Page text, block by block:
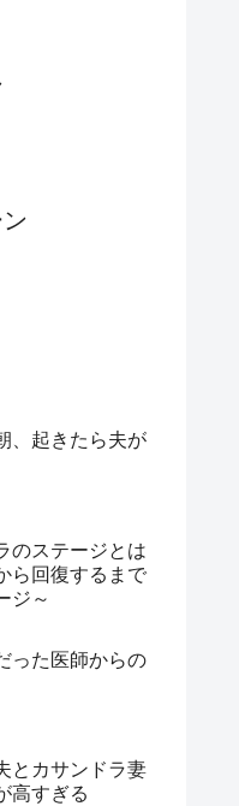
、起きたら夫が
のステージとは
ら回復するまで
ジ～
った医師からの
とカサンドラ妻
高すぎる